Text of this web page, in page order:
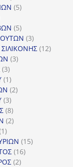
προϊόντα
55
55
προϊόντα
33
προϊόντα
1212
33
33
προϊόντα
11
προϊόν
22
33
προϊόντα
88
προϊόντα
22
11
προϊόν1515
1616
22